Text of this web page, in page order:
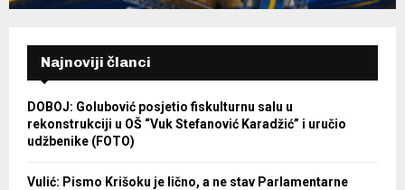
Najnoviji članci
DOBOJ: Golubović posjetio fiskulturnu salu u
rekonstrukciji u OŠ “Vuk Stefanović Karadžić” i uručio
udžbenike (FOTO)
Vulić: Pismo Krišoku je lično, a ne stav Parlamentarne